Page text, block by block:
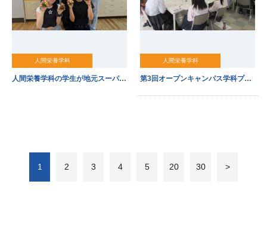
人間栄養学科
人間栄養学科の学生が地元スーパーと共同開発したおむすびとスイーツが販売中！
人間栄養学科
第3回オープンキャンパス学科プログラムの様子をご紹介します
1 2 3 4 5 20 30 >